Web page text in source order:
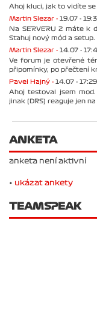
Ahoj kluci, jak to vidíte
Martin Slezar - 19.07 -
Na SERVERU 2 máte k
Stahuj nový mód a setup.
Martin Slezar - 14.07 -
Ve forum je otevřené
připomínky, po přečtení
Pavel Hajný - 14.07 - 17:29
Ahoj testoval jsem
jinak (DRS) reaguje jen
ANKETA
anketa není aktivní
• ukázat ankety
TEAMSPEAK